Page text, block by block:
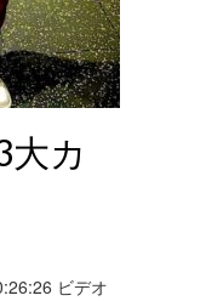
カ
ビデオ